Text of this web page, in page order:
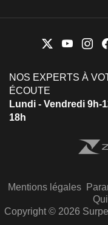
NOS EXPERTS À
ÉCOUTE
Lundi - Vendredi 9h-
18h
Mentions légales
Copyright © 2026